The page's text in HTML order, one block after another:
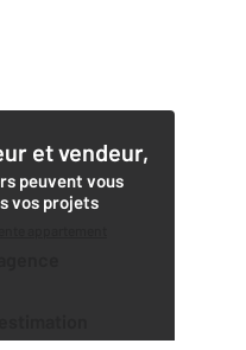
et vendeur,
peuvent vous
vos projets